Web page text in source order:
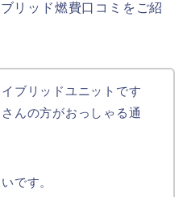
リッド燃費口コミをご紹
ブリッドユニットです
んの方がおっしゃる通
です。